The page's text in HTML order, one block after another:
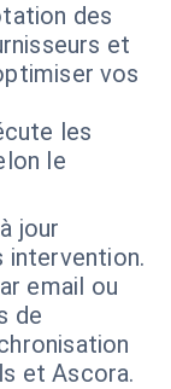
des
et
vos
les
le
jour
intervention.
email ou
de
et Ascora.